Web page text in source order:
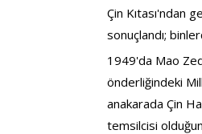
Çin Kıtası'ndan
sonuçlandı;
1949'da Mao
önderliğindeki
anakarada Çin
temsilcisi